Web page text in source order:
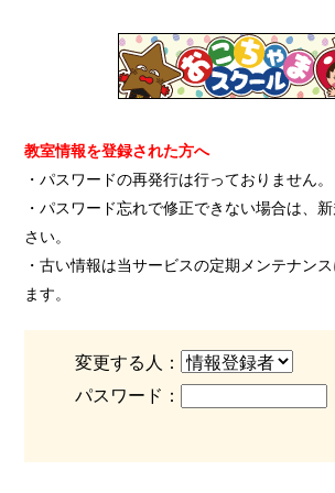
教室情報を登録された方へ
・パスワードの再発行は行っておりません。
・パスワード忘れで修正できない場合は、
さい。
・古い情報は当サービスの定期メンテナン
ます。
変更する人：
パスワード：